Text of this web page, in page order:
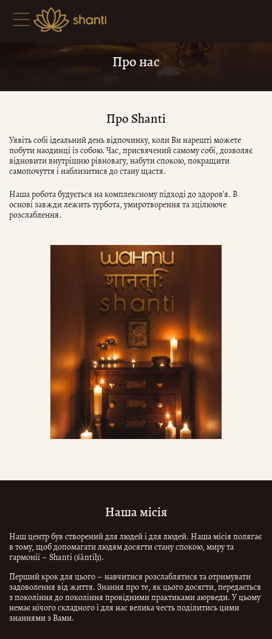
Про нас
Про Shanti
Уявіть собі ідеальний день відпочинку, коли Ви нарешті можете
побути наодинці із собою. Час, присвячений самому собі, дозволяє
відновити внутрішню рівновагу, набути спокою, покращити
самопочуття і наблизитися до стану щастя.
Наша робота будується на комплексному підході до здоров’я. В
основі завжди лежить турбота, умиротворення та зцілююче
розслаблення.
Наша місія
Наш центр був створений для людей і для людей. Наша місія полягає
в тому, щоб допомагати людям досягти стану спокою, миру та
гармонії – Shanti (śāntiḥ).
Перший крок для цього – навчитися розслаблятися та отримувати
задоволення від життя. Знання про те, як цього досягти, передається
з покоління до покоління провідними практиками аюрведи. У цьому
немає нічого складного і для нас велика честь поділитись цими
знаннями з Вами.